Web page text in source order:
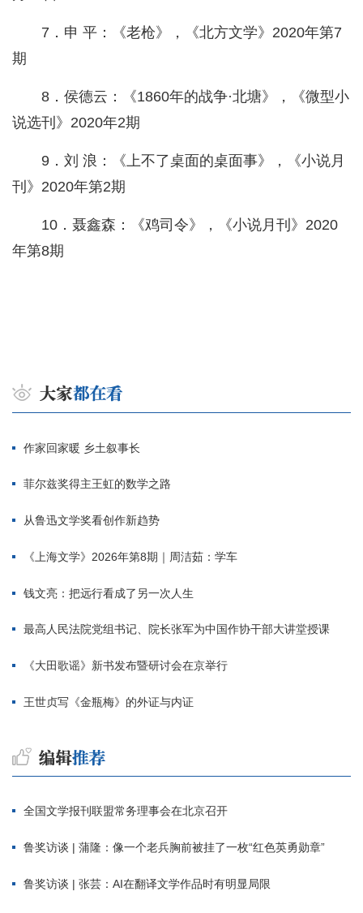
7．申 平：《老枪》，《北方文学》2020年第7
期
8．侯德云：《1860年的战争·北塘》，《微型小
说选刊》2020年2期
9．刘 浪：《上不了桌面的桌面事》，《小说月
刊》2020年第2期
10．聂鑫森：《鸡司令》，《小说月刊》2020
年第8期
作家回家暖 乡土叙事长
菲尔兹奖得主王虹的数学之路
从鲁迅文学奖看创作新趋势
《上海文学》2026年第8期｜周洁茹：学车
钱文亮：把远行看成了另一次人生
最高人民法院党组书记、院长张军为中国作协干部大讲堂授课
《大田歌谣》新书发布暨研讨会在京举行
王世贞写《金瓶梅》的外证与内证
全国文学报刊联盟常务理事会在北京召开
鲁奖访谈 | 蒲隆：像一个老兵胸前被挂了一枚“红色英勇勋章”
鲁奖访谈 | 张芸：AI在翻译文学作品时有明显局限